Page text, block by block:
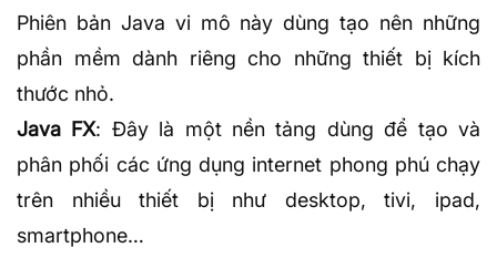
Phiên bản Java vi mô này dùng tạo nên những
phần mềm dành riêng cho những thiết bị kích
thước nhỏ.
Java FX: Đây là một nền tảng dùng để tạo và
phân phối các ứng dụng internet phong phú chạy
trên nhiều thiết bị như desktop, tivi, ipad,
smartphone…